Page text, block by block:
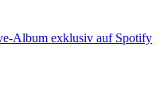
Album exklusiv auf Spotify